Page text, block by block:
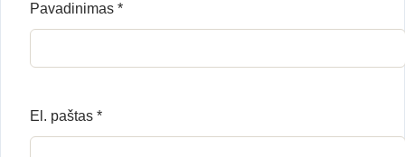
Pavadinimas *
El. paštas *